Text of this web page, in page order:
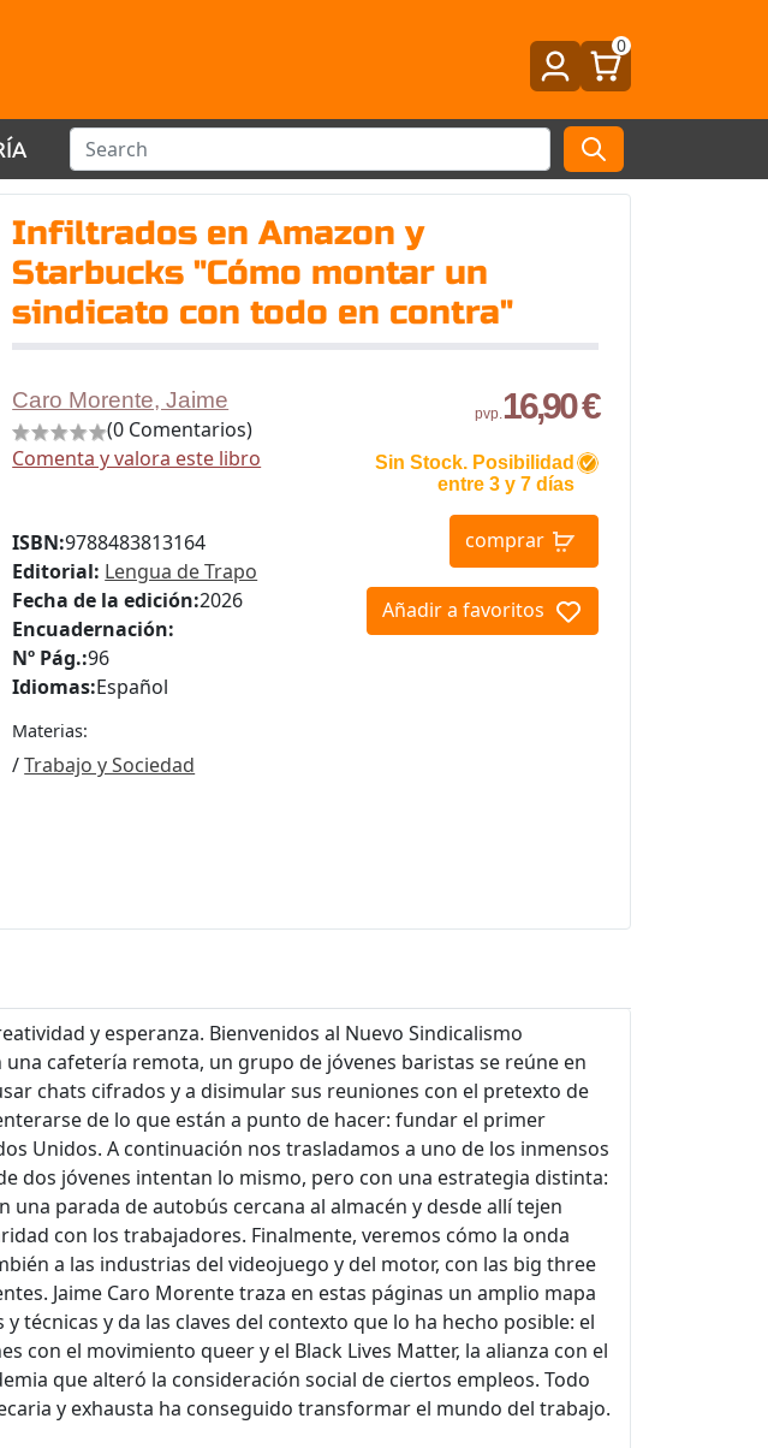
0
Infiltrados en Amazon y
Starbucks "Cómo montar un
sindicato con todo en contra"
Caro Morente, Jaime
(0 Comentarios)
Comenta y valora este libro
pvp.16,90 €
Sin Stock. Posibilidad
entre 3 y 7 días
comprar
Añadir a favoritos
ISBN:9788483813164
Editorial: Lengua de Trapo
Fecha de la edición:2026
Encuadernación:
Nº Pág.:96
Idiomas:Español
Materias:
/Trabajo y Sociedad
y esperanza. Bienvenidos al Nuevo Sindicalismo
una cafetería remota, un grupo de jóvenes baristas se reúne en
chats cifrados y a disimular sus reuniones con el pretexto de
de lo que están a punto de hacer: fundar el primer
Unidos. A continuación nos trasladamos a uno de los inmensos
dos jóvenes intentan lo mismo, pero con una estrategia distinta:
parada de autobús cercana al almacén y desde allí tejen
con los trabajadores. Finalmente, veremos cómo la onda
a las industrias del videojuego y del motor, con las big three
Jaime Caro Morente traza en estas páginas un amplio mapa
técnicas y da las claves del contexto que lo ha hecho posible: el
con el movimiento queer y el Black Lives Matter, la alianza con el
que alteró la consideración social de ciertos empleos. Todo
y exhausta ha conseguido transformar el mundo del trabajo.